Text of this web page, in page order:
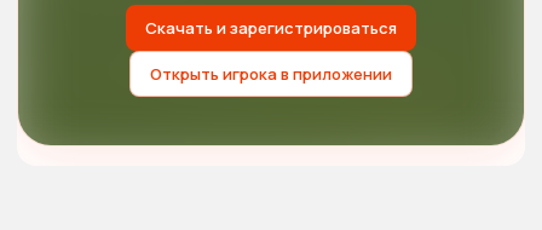
Скачать и зарегистрироваться
Открыть игрока в приложении